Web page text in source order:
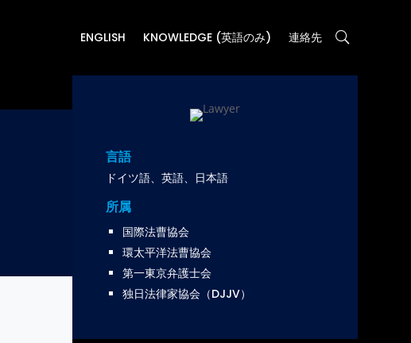
ENGLISH KNOWLEDGE (英語のみ) 連絡先
言語
ドイツ語、英語、日本語
所属
国際法曹協会​
環太平洋法曹協会​
第一東京弁護士会​
独日法律家協会（DJJV）